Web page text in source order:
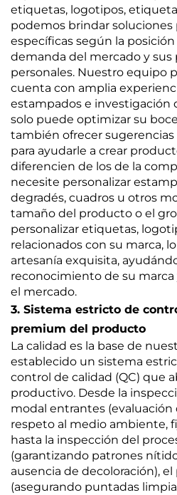
etiquetas, logotipos,
podemos brindar soluciones
específicas según la posición
demanda del mercado y sus
personales. Nuestro equipo
cuenta con amplia
estampados e investigación
solo puede optimizar su
también ofrecer
para ayudarle a crear
diferencien de los de la
necesite personalizar
degradés, cuadros u otros
tamaño del producto o el
personalizar etiquetas,
relacionados con su marca,
artesanía exquisita,
reconocimiento de su
el mercado.
3. Sistema estricto de
premium del producto
La calidad es la base de
establecido un sistema
control de calidad (QC) que
productivo. Desde la
modal entrantes (evaluación
respeto al medio ambiente,
hasta la inspección del
(garantizando patrones
ausencia de decoloración),
(asegurando puntadas